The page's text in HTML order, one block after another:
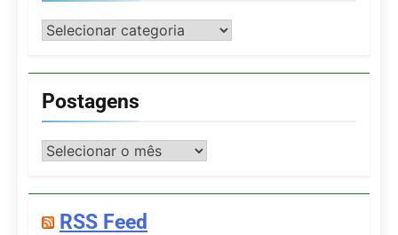
Categorias
Postagens
Postagens
RSS Feed